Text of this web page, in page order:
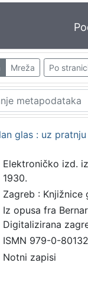
Mreža Po
glas : uz
Elektroničko izd.
1930.
Zagreb : Knjižnice
Iz opusa fra
Digitalizirana
ISMN 979-0-
Notni zapisi